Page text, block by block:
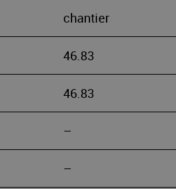
chantier
46.83
46.83
–
–